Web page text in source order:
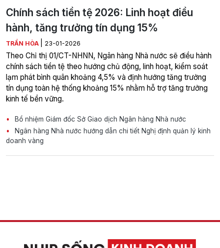
Chính sách tiền tệ 2026: Linh hoạt điều
hành, tăng trưởng tín dụng 15%
TRẦN HÒA 23-01-2026
Theo Chỉ thị 01/CT-NHNN, Ngân hàng Nhà nước sẽ điều hành
chính sách tiền tệ theo hướng chủ động, linh hoạt, kiểm soát
lạm phát bình quân khoảng 4,5% và định hướng tăng trưởng
tín dụng toàn hệ thống khoảng 15% nhằm hỗ trợ tăng trưởng
kinh tế bền vững.
Bổ nhiệm Giám đốc Sở Giao dịch Ngân hàng Nhà nước